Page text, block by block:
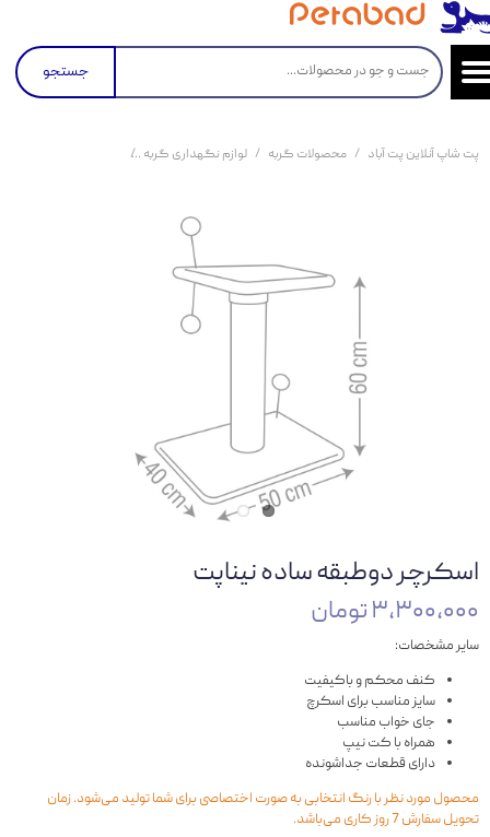
جستجو
پت شاپ آنلاین پت آباد محصولات گربه لوازم نگهداری گربه
اسکرچر دوطبقه ساده نیناپت
۳,۳۰۰,۰۰۰ تومان
سایر مشخصات:
کنف محکم و باکیفیت
سایز مناسب برای اسکرچ
جای خواب مناسب
همراه با کت نیپ
دارای قطعات جداشونده
محصول مورد نظر با رنگ انتخابی به صورت اختصاصی برای شما تولید می‌شود. زمان
تحویل سفارش 7 روز کاری می‌باشد.